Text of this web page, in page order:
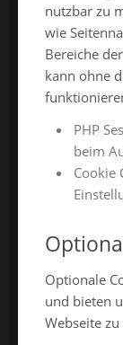
ONLINE-
ÜBER UNS
Veranstalter
Messe-News
nutzbar zu
wie
Bereiche
kann ohne
PHP
beim
Cookie
Optionale
und bieten
Webseite